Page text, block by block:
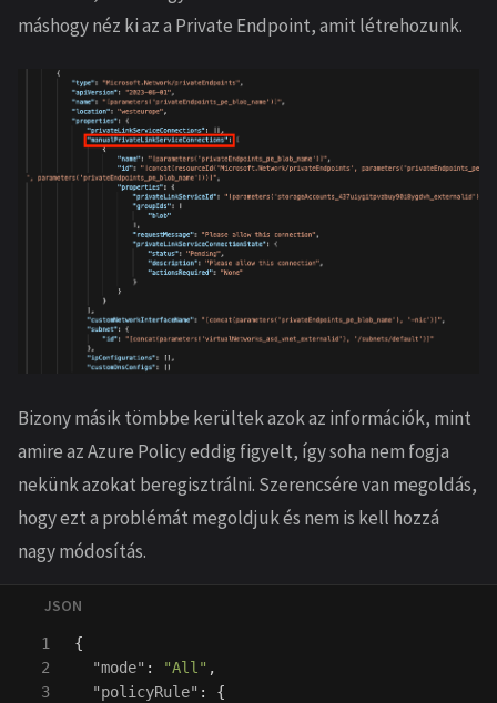
máshogy néz ki az a Private Endpoint, amit létrehozunk.
Bizony másik tömbbe kerültek azok az információk, mint
amire az Azure Policy eddig figyelt, így soha nem fogja
nekünk azokat beregisztrálni. Szerencsére van megoldás,
hogy ezt a problémát megoldjuk és nem is kell hozzá
nagy módosítás.
1
2
3
{
"mode" : "All" ,
"policyRule" :
{